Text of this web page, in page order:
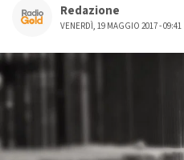
Redazione
VENERDÌ, 19 MAGGIO 2017 - 09:41